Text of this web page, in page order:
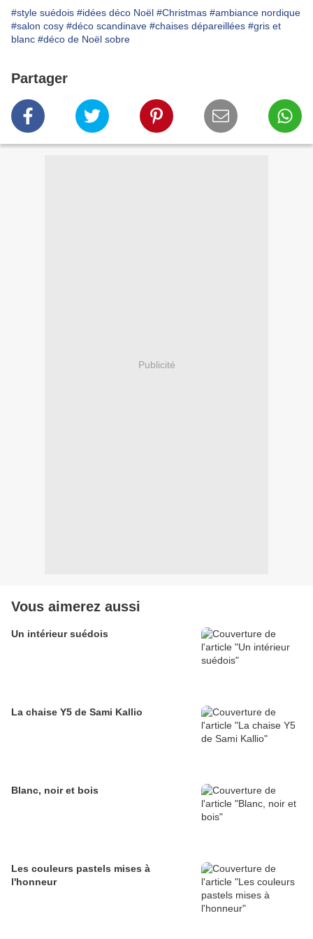
#style suédois #idées déco Noël #Christmas #ambiance nordique
#salon cosy #déco scandinave #chaises dépareillées #gris et
blanc #déco de Noël sobre
Partager
Publicité
Vous aimerez aussi
Un intérieur suédois
La chaise Y5 de Sami Kallio
Blanc, noir et bois
Les couleurs pastels mises à
l'honneur